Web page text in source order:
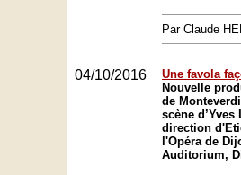
Par Claude
04/10/2016
Une favola
Nouvelle
de
scène
direction
l'Opéra de
Auditorium,